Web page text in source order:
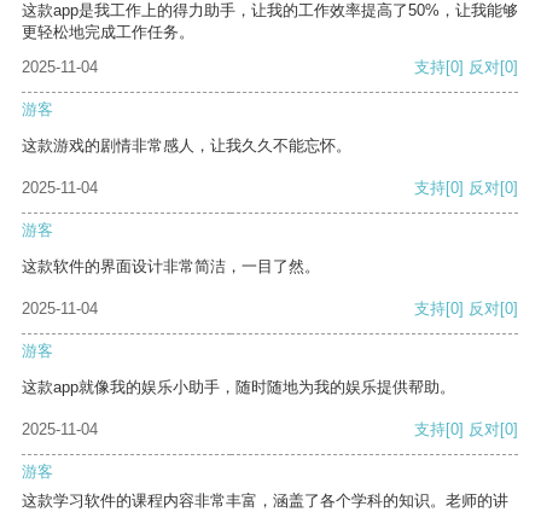
这款app是我工作上的得力助手，让我的工作效率提高了50%，让我能够
更轻松地完成工作任务。
2025-11-04
支持[0] 反对[0]
游客
这款游戏的剧情非常感人，让我久久不能忘怀。
2025-11-04 支持[0] 反对[0]
游客
这款软件的界面设计非常简洁，一目了然。
2025-11-04 支持[0] 反对[0]
游客
这款app就像我的娱乐小助手，随时随地为我的娱乐提供帮助。
2025-11-04 支持[0] 反对[0]
游客
这款学习软件的课程内容非常丰富，涵盖了各个学科的知识。老师的讲